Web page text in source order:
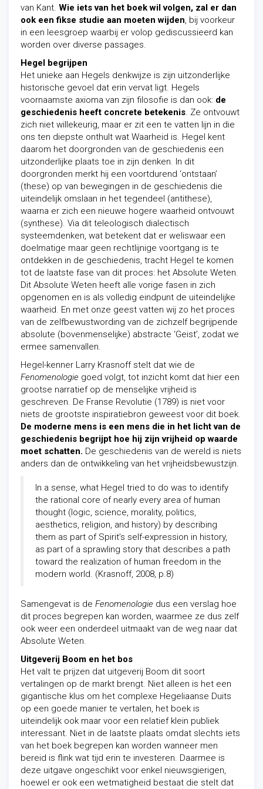
van Kant. Wie iets van het boek wil volgen, zal er dan
ook een fikse studie aan moeten wijden, bij voorkeur
in een leesgroep waarbij er volop gediscussieerd kan
worden over diverse passages.
Hegel begrijpen
Het unieke aan Hegels denkwijze is zijn uitzonderlijke
historische gevoel dat erin vervat ligt. Hegels
voornaamste axioma van zijn filosofie is dan ook: de
geschiedenis heeft concrete betekenis. Ze ontvouwt
zich niet willekeurig, maar er zit een te vatten lijn in die
ons ten diepste onthult wat Waarheid is. Hegel kent
daarom het doorgronden van de geschiedenis een
uitzonderlijke plaats toe in zijn denken. In dit
doorgronden merkt hij een voortdurend ‘ontstaan’
(these) op van bewegingen in de geschiedenis die
uiteindelijk omslaan in het tegendeel (antithese),
waarna er zich een nieuwe hogere waarheid ontvouwt
(synthese). Via dit teleologisch dialectisch
systeemdenken, wat betekent dat er weliswaar een
doelmatige maar geen rechtlijnige voortgang is te
ontdekken in de geschiedenis, tracht Hegel te komen
tot de laatste fase van dit proces: het Absolute Weten.
Dit Absolute Weten heeft alle vorige fasen in zich
opgenomen en is als volledig eindpunt de uiteindelijke
waarheid. En met onze geest vatten wij zo het proces
van de zelfbewustwording van de zichzelf begrijpende
absolute (bovenmenselijke) abstracte ‘Geist’, zodat we
ermee samenvallen.
Hegel-kenner Larry Krasnoff stelt dat wie de
Fenomenologie goed volgt, tot inzicht komt dat hier een
grootse narratief op de menselijke vrijheid is
geschreven. De Franse Revolutie (1789) is niet voor
niets de grootste inspiratiebron geweest voor dit boek.
De moderne mens is een mens die in het licht van de
geschiedenis begrijpt hoe hij zijn vrijheid op waarde
moet schatten. De geschiedenis van de wereld is niets
anders dan de ontwikkeling van het vrijheidsbewustzijn.
In a sense, what Hegel tried to do was to identify
the rational core of nearly every area of human
thought (logic, science, morality, politics,
aesthetics, religion, and history) by describing
them as part of Spirit’s self-expression in history,
as part of a sprawling story that describes a path
toward the realization of human freedom in the
modern world. (Krasnoff, 2008, p.8)
Samengevat is de Fenomenologie dus een verslag hoe
dit proces begrepen kan worden, waarmee ze dus zelf
ook weer een onderdeel uitmaakt van de weg naar dat
Absolute Weten.
Uitgeverij Boom en het bos
Het valt te prijzen dat uitgeverij Boom dit soort
vertalingen op de markt brengt. Niet alleen is het een
gigantische klus om het complexe Hegeliaanse Duits
op een goede manier te vertalen, het boek is
uiteindelijk ook maar voor een relatief klein publiek
interessant. Niet in de laatste plaats omdat slechts iets
van het boek begrepen kan worden wanneer men
bereid is flink wat tijd erin te investeren. Daarmee is
deze uitgave ongeschikt voor enkel nieuwsgierigen,
hoewel er ook een wetmatigheid bestaat die stelt dat